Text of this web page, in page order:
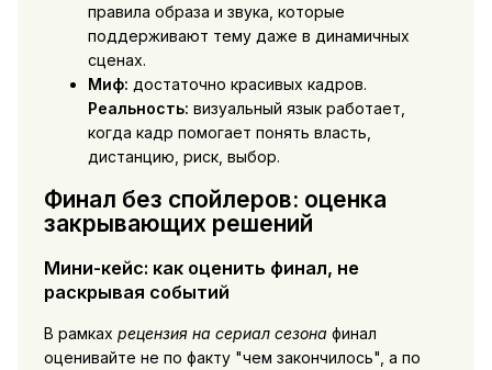
правила образа и звука, которые
поддерживают тему даже в динамичных
сценах.
Миф: достаточно красивых кадров.
Реальность: визуальный язык работает,
когда кадр помогает понять власть,
дистанцию, риск, выбор.
Финал без спойлеров: оценка
закрывающих решений
Мини-кейс: как оценить финал, не
раскрывая событий
В рамках рецензия на сериал сезона финал
оценивайте не по факту "чем закончилось", а по